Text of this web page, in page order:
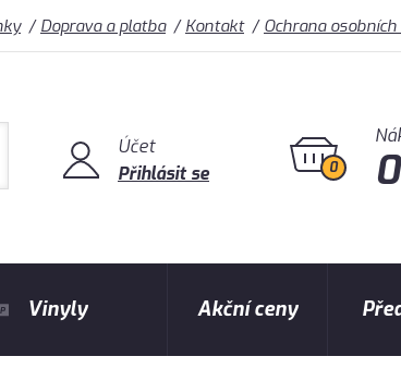
Doprava a platba Kontakt Ochrana
Účet
Přihlásit se
0
Vinyly Akční ceny